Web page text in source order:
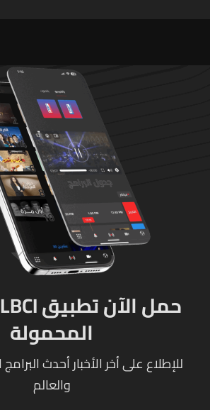
المحمولة
للإطلاع على أخر الأخبار أحدث
والعالم